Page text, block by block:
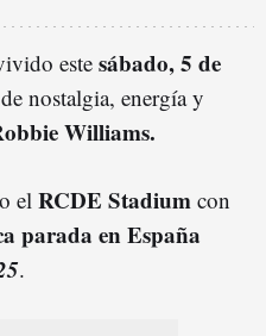
este sábado, 5 de
nostalgia, energía y
Williams.
el RCDE Stadium con
parada en España
.